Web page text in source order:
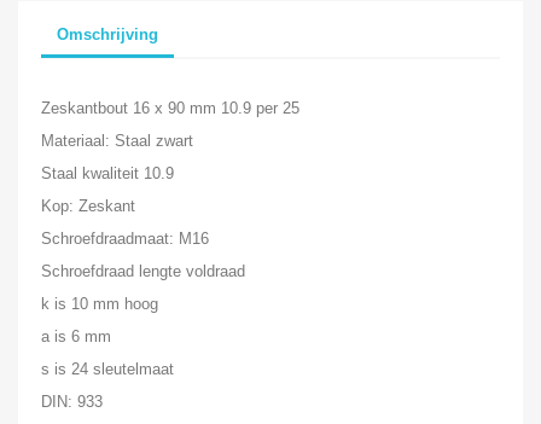
Omschrijving
Zeskantbout 16 x 90 mm 10.9 per 25
Materiaal: Staal zwart
Staal kwaliteit 10.9
Kop: Zeskant
Schroefdraadmaat: M16
Schroefdraad lengte voldraad
k is 10 mm hoog
a is 6 mm
s is 24 sleutelmaat
DIN: 933